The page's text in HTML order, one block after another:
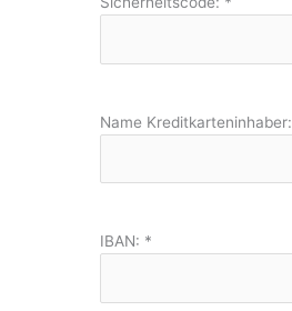
Name Kreditkarteninhaber:
IBAN: *